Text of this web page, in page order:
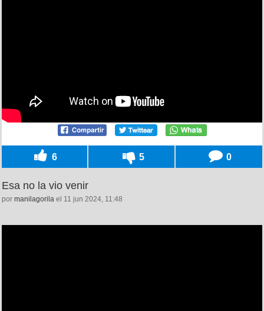
6 5 0
Esa no la vio venir
por manilagorila el 11 jun 2024, 11:48